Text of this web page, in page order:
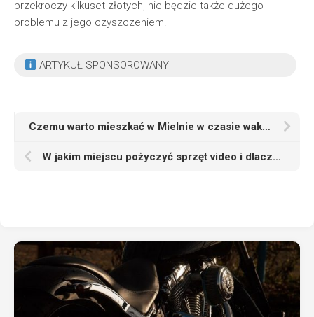
przekroczy kilkuset złotych, nie będzie także dużego
problemu z jego czyszczeniem.
ARTYKUŁ SPONSOROWANY
Czemu warto mieszkać w Mielnie w czasie wakacyjnego urlopu
W jakim miejscu pożyczyć sprzęt video i dlaczego winieneś przetestować taką ofertę?